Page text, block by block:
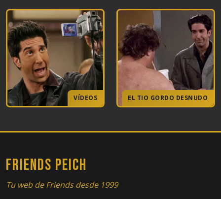
VÍDEOS EL TIO GORDO DESNUDO
FRIENDS PEICH
Tu web de Friends desde 1999